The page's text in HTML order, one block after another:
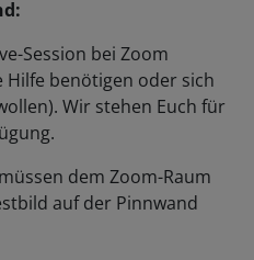
Session bei Zoom
benötigen oder sich
Wir stehen Euch für
dem Zoom-Raum
auf der Pinnwand